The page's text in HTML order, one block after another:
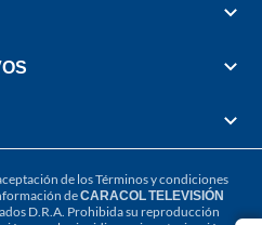
de losTérminos y condiciones
deCARACOL TELEVISIÓN
D.R.A. Prohibida su reproducción